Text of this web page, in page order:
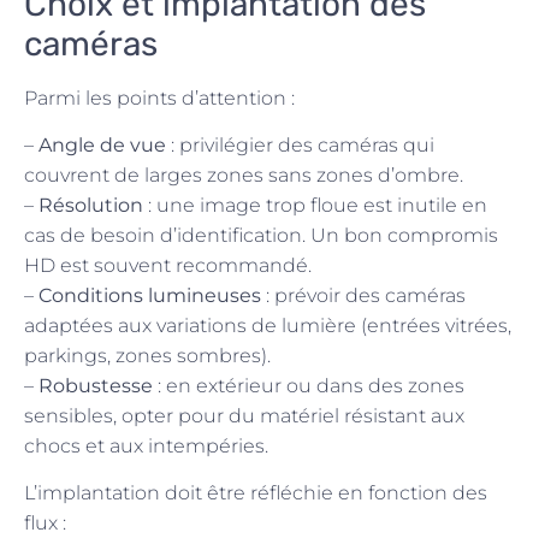
caméras
Parmi les points d’attention :
– Angle de vue : privilégier des caméras qui
couvrent de larges zones sans zones d’ombre.
– Résolution : une image trop floue est inutile en
cas de besoin d’identification. Un bon compromis
HD est souvent recommandé.
– Conditions lumineuses : prévoir des caméras
adaptées aux variations de lumière (entrées vitrées,
parkings, zones sombres).
– Robustesse : en extérieur ou dans des zones
sensibles, opter pour du matériel résistant aux
chocs et aux intempéries.
L’implantation doit être réfléchie en fonction des
flux :